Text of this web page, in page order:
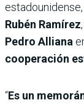
estadounidense,
Rubén Ramírez
Pedro Alliana
cooperación
“Es un